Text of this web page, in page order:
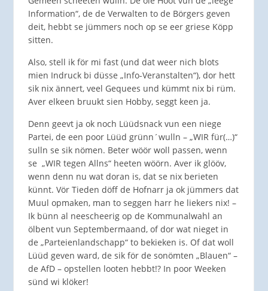
Information“, de de Verwalten to de Börgers geven
deit, hebbt se jümmers noch op se eer griese Köpp
sitten.
Also, stell ik för mi fast (und dat weer nich blots
mien Indruck bi düsse „Info-Veranstalten“), dor hett
sik nix ännert, veel Gequees und kümmt nix bi rüm.
Aver elkeen bruukt sien Hobby, seggt keen ja.
Denn geevt ja ok noch Lüüdsnack vun een niege
Partei, de een poor Lüüd grünn´wulln – „WIR für(…)“
sulln se sik nömen. Beter wöör woll passen, wenn
se „WIR tegen Allns“ heeten wöörn. Aver ik glööv,
wenn denn nu wat doran is, dat se nix berieten
künnt. Vör Tieden döff de Hofnarr ja ok jümmers dat
Muul opmaken, man to seggen harr he liekers nix! –
Ik bünn al neescheerig op de Kommunalwahl an
ölbent vun Septembermaand, of dor wat nieget in
de „Parteienlandschapp“ to bekieken is. Of dat woll
Lüüd geven ward, de sik för de sonömten „Blauen“ –
de AfD – opstellen looten hebbt!? In poor Weeken
sünd wi klöker!